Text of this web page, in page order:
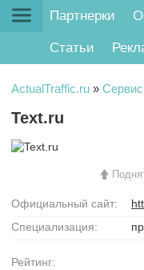
Партнерки
Статьи
ActualTraffic.ru »
Text.ru
Официальный сайт:
Специализация:
Рейтинг: